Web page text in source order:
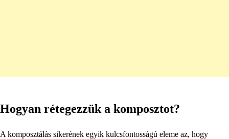
Hogyan rétegezzük a komposztot?
A komposztálás sikerének egyik kulcsfontosságú eleme az, hogy